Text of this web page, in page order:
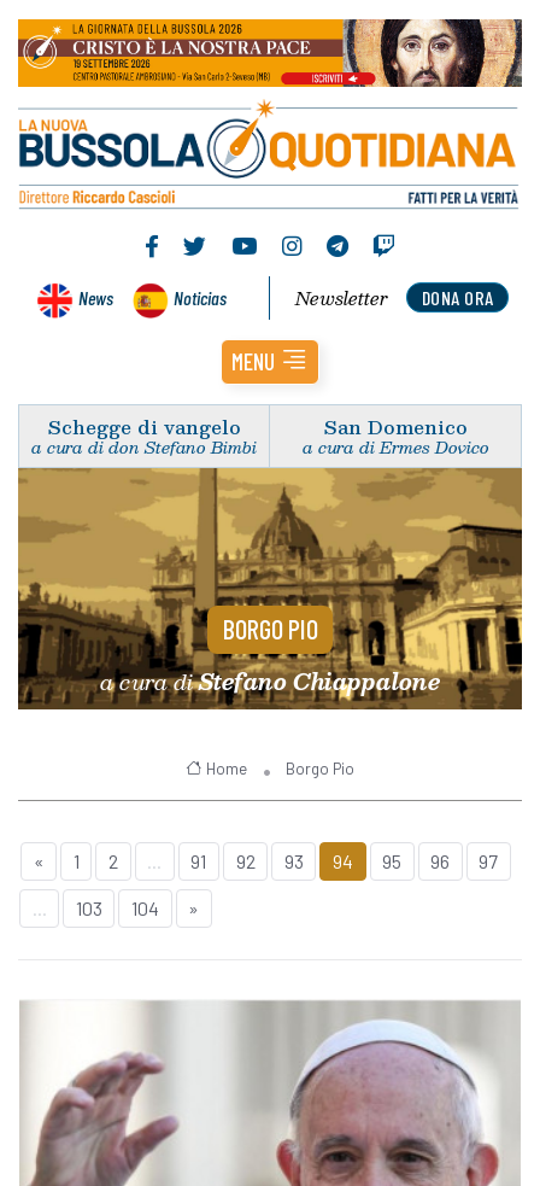
News Noticias DONA ORA
Newsletter
MENU
Schegge di vangelo
a cura di don Stefano Bimbi
San Domenico
a cura di Ermes Dovico
BORGO PIO
a cura diStefano Chiappalone
Home Borgo Pio
« 1 2 91 92 93 94 95 96 97
... 103 104 »